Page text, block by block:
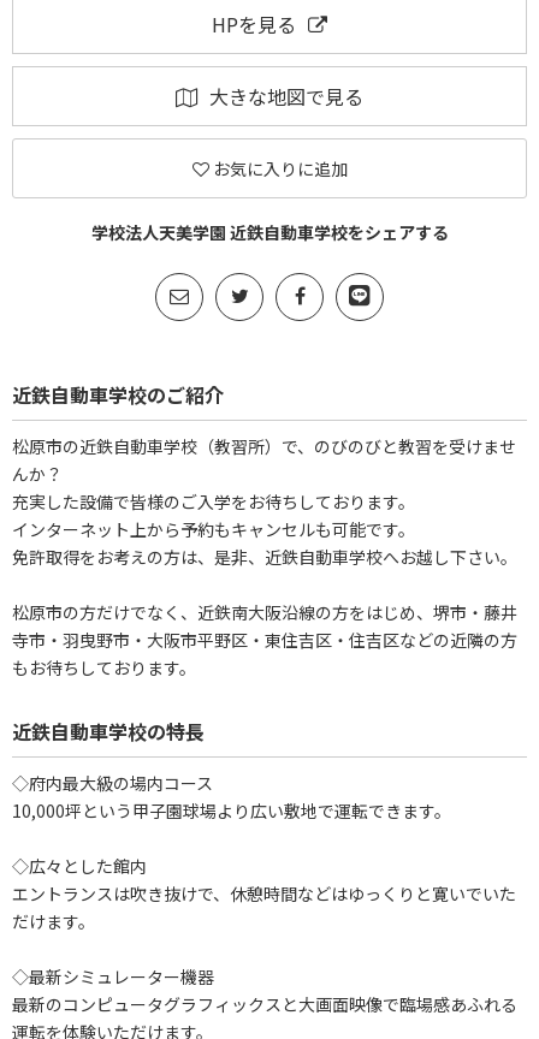
HPを見る
大きな地図で見る
お気に入りに追加
学校法人天美学園 近鉄自動車学校をシェアする
近鉄自動車学校のご紹介
松原市の近鉄自動車学校（教習所）で、のびのびと教習を受けませ
んか？
充実した設備で皆様のご入学をお待ちしております。
インターネット上から予約もキャンセルも可能です。
免許取得をお考えの方は、是非、近鉄自動車学校へお越し下さい。
松原市の方だけでなく、近鉄南大阪沿線の方をはじめ、堺市・藤井
寺市・羽曳野市・大阪市平野区・東住吉区・住吉区などの近隣の方
もお待ちしております。
近鉄自動車学校の特長
◇府内最大級の場内コース
10,000坪という甲子園球場より広い敷地で運転できます。
◇広々とした館内
エントランスは吹き抜けで、休憩時間などはゆっくりと寛いでいた
だけます。
◇最新シミュレーター機器
最新のコンピュータグラフィックスと大画面映像で臨場感あふれる
運転を体験いただけます。